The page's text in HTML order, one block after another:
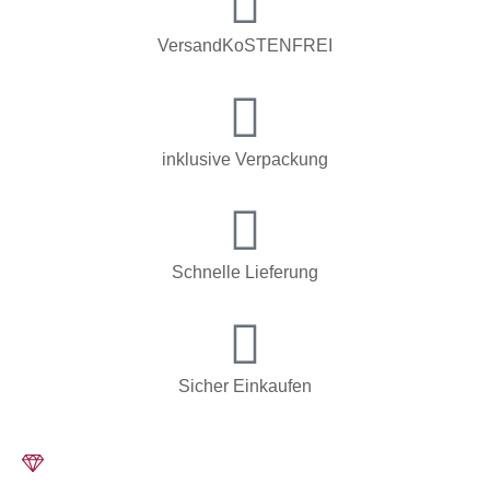
VersandKoSTENFREI
inklusive Verpackung
Schnelle Lieferung
Sicher Einkaufen